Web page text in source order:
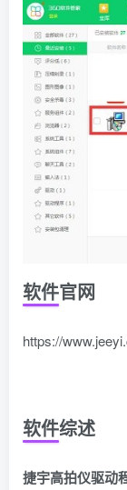
软件官网
https://
软件综述
捷宇高拍仪驱动